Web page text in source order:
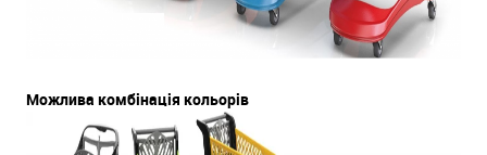
Можлива комбінація кольорів